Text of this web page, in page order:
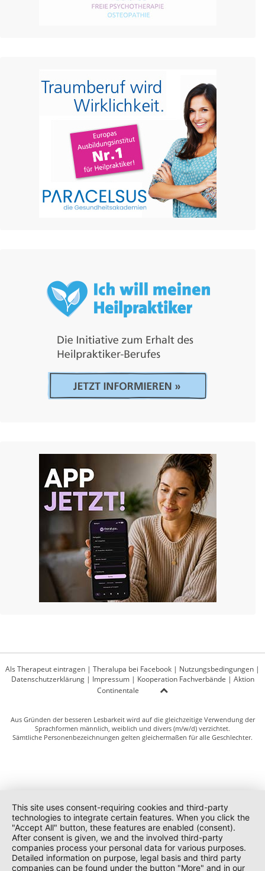
Als Therapeut eintragen | Theralupa bei Facebook | Nutzungsbedingungen |
Datenschutzerklärung| Impressum| Kooperation Fachverbände | Aktion
Continentale
Aus Gründen der besseren Lesbarkeit wird auf die gleichzeitige Verwendung der
Sprachformen männlich, weiblich und divers (m/w/d) verzichtet.
Sämtliche Personenbezeichnungen gelten gleichermaßen für alle Geschlechter.
This site uses consent-requiring cookies and third-party
technologies to integrate certain features. When you click the
"Accept All" button, these features are enabled (consent).
After consent is given, we and the involved third-party
companies process your personal data for various purposes.
Detailed information on purpose, legal basis and third party
companies can be found under the button "More" and in our